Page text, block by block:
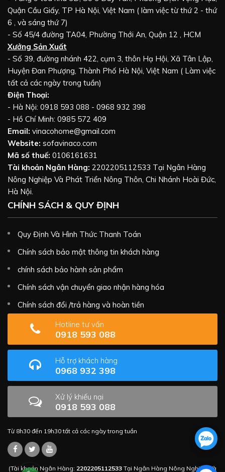
Quận Cầu Giấy, TP Hà Nội, Việt Nam ( làm việc từ thứ 2 - thứ
6 , và sáng thứ 7)
- Số 45/4 đường TA04, Phường Thới An, Quận 12 , HCM
Xưởng Sản Xuất
- Số 39, đường nhánh 422, cụm 3, thôn Hạ Hội, Xã Tân Lập,
Huyện Đan Phượng, Thành Phố Hà Nội, Việt Nam ( Làm việc
tất cả các ngày trong tuần)
Điện Thoại:
- Hà Nội: 0918 593 088 - 0968 932 398
- Hồ Chí Minh: 0985 572 409
Email: vinacohome@gmail.com
Website: sofavinaco.com
Mã số thuế: 0106161631
Tài khoản Ngân Hàng: 2202205112533 Tại Ngân Hàng
Nông Nghiệp Và Phát Triển Nông Thôn, Chi Nhánh Hoài Đức,
Hà Nội.
CHÍNH SÁCH & QUY ĐỊNH
Quy Định Và Hình Thức Thanh Toán
Chính sách bảo mật thông tin khách hàng
chính sách bảo hành sản phẩm
Chính sách vận chuyển giao nhận hàng hóa
Chính sách đổi /trả hàng và hoàn tiền
Hotline tư vấn
0918 593 088
Hỗ trợ khách hàng
0968 932 398
Xử lý khiếu nại
0918 593 088
Từ 8h30 đến 19h30 tất cả các ngày trong tuần
(Tài khoản Ngân Hàng: 2202205112533 Tại Ngân Hàng Nông Nghiệp Và